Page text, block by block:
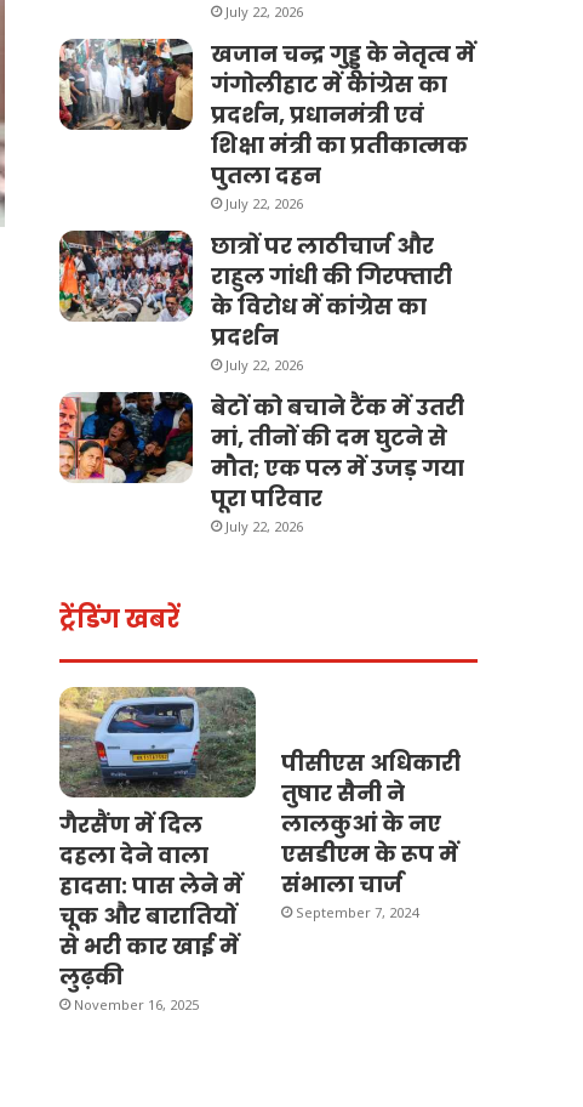
July 22, 2026
खजान चन्द्र गुड्डू के नेतृत्व में
गंगोलीहाट में कांग्रेस का
प्रदर्शन, प्रधानमंत्री एवं
शिक्षा मंत्री का प्रतीकात्मक
पुतला दहन
July 22, 2026
छात्रों पर लाठीचार्ज और
राहुल गांधी की गिरफ्तारी
के विरोध में कांग्रेस का
प्रदर्शन
July 22, 2026
बेटों को बचाने टैंक में उतरी
मां, तीनों की दम घुटने से
मौत; एक पल में उजड़ गया
पूरा परिवार
July 22, 2026
ट्रेंडिंग खबरें
गैरसैंण में दिल
दहला देने वाला
हादसा: पास लेने में
चूक और बारातियों
से भरी कार खाई में
लुढ़की
November 16, 2025
पीसीएस अधिकारी
तुषार सैनी ने
लालकुआं के नए
एसडीएम के रूप में
संभाला चार्ज
September 7, 2024